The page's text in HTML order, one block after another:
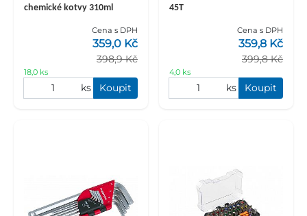
chemické kotvy 310ml
Cena s DPH
398,9 Kč
359,0 Kč
18,0 ks
ks Koupit
45T
Cena s DPH
399,8 Kč
359,8 Kč
4,0 ks
ks Koupit